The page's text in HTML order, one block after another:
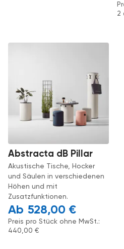
2
Abstracta dB Pillar
Akustische Tische, Hocker
und Säulen in verschiedenen
Höhen und mit
Zusatzfunktionen.
528,00 €
Preis pro Stück ohne MwSt.:
440,00 €